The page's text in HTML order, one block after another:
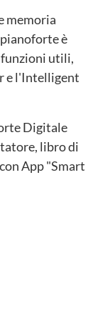
memoria
è
funzioni utili,
e l'Intelligent
Digitale
libro di
App "Smart